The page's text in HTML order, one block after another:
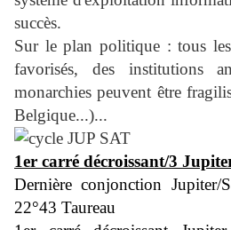
succès.
Sur le plan politique : tous
favorisés, des institutions
monarchies peuvent être
Belgique...)...
1er carré décroissant/3
Dernière conjonction Jupiter/
22°43 Taureau